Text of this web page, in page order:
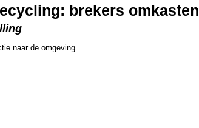
brekers omkasten
naar de omgeving.